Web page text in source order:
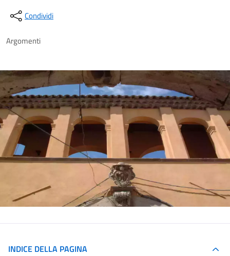
Condividi
Argomenti
INDICE DELLA PAGINA